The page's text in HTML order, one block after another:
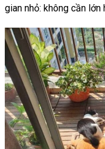
gian nhỏ: không cần lớn